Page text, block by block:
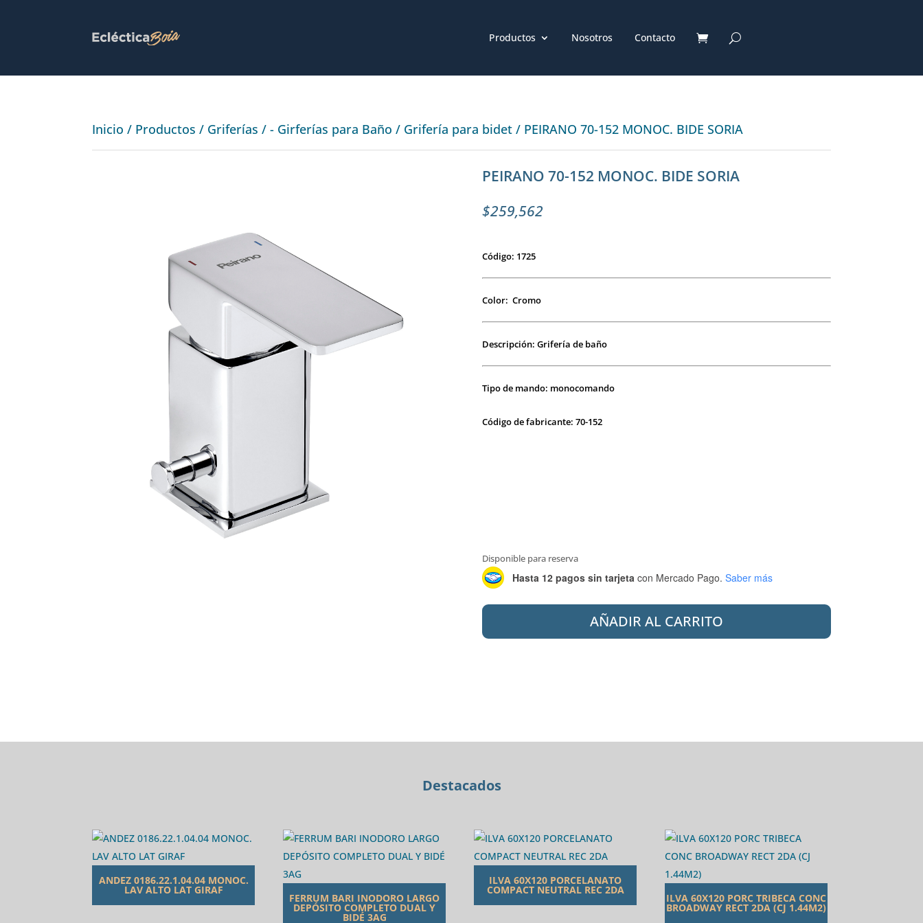
Productos Nosotros Contacto
Inicio / Productos / Griferías /- Girferías para Baño / Grifería para bidet / PEIRANO 70-152 MONOC. BIDE SORIA
PEIRANO 70-152 MONOC. BIDE SORIA
$259,562
Código: 1725
Color: Cromo
Descripción: Grifería de baño
Tipo de mando: monocomando
Código de fabricante: 70-152
Disponible para reserva
Hasta 12 pagos sin tarjeta con Mercado Pago. Saber más
PEIRANO
152
AÑADIR AL CARRITO
Destacados
ANDEZ 0186.22.1.04.04 MONOC.
LAV ALTO LAT GIRAF
FERRUM BARI INODORO LARGO
DEPÓSITO COMPLETO DUAL Y
BIDÉ 3AG
ILVA 60X120 PORCELANATO
COMPACT NEUTRAL REC 2DA
ILVA 60X120 PORC TRIBECA CONC
BROADWAY RECT 2DA (CJ 1.44M2)